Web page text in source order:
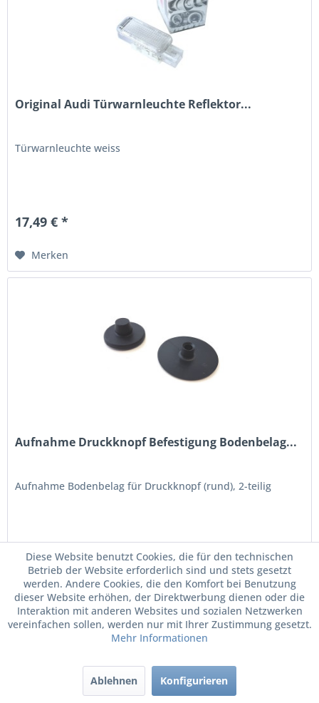
Original Audi Türwarnleuchte Reflektor...
Türwarnleuchte weiss
17,49 € *
Merken
Aufnahme Druckknopf Befestigung Bodenbelag...
Aufnahme Bodenbelag für Druckknopf (rund), 2-teilig
3,85 € *
Merken
Diese Website benutzt Cookies, die für den technischen
Betrieb der Website erforderlich sind und stets gesetzt
werden. Andere Cookies, die den Komfort bei Benutzung
dieser Website erhöhen, der Direktwerbung dienen oder die
Interaktion mit anderen Websites und sozialen Netzwerken
vereinfachen sollen, werden nur mit Ihrer Zustimmung gesetzt.
Mehr Informationen
Ablehnen Konfigurieren